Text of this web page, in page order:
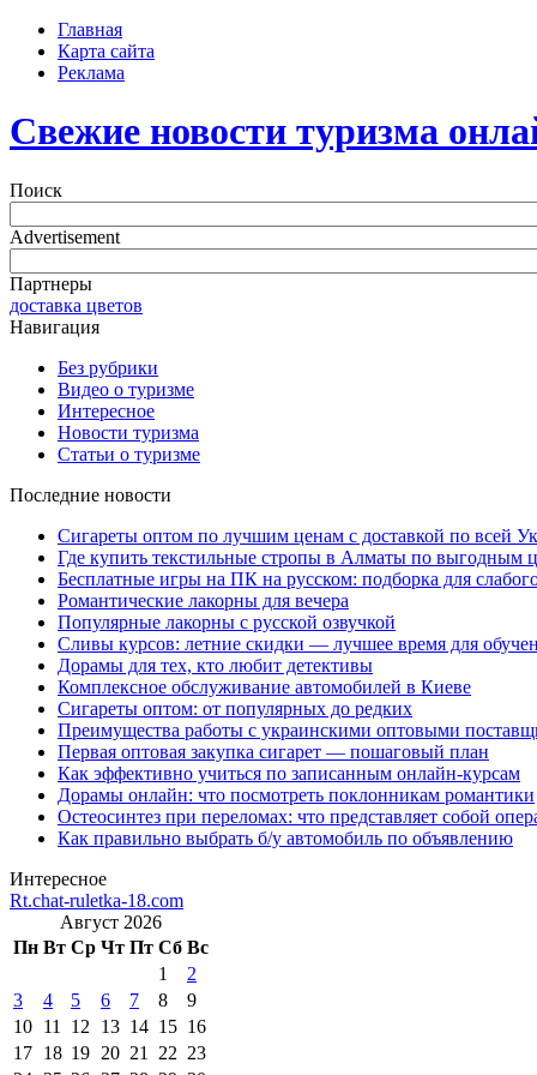
Главная
Карта сайта
Реклама
Свежие новости туризма
Поиск
Advertisement
Партнеры
доставка цветов
Навигация
Без рубрики
Видео о туризме
Интересное
Новости туризма
Статьи о туризме
Последние новости
Сигареты оптом по лучшим ценам с доставкой по всей
Где купить текстильные стропы в Алматы по выгодным
Бесплатные игры на ПК на русском: подборка для
Романтические лакорны для вечера
Популярные лакорны с русской озвучкой
Сливы курсов: летние скидки — лучшее время для
Дорамы для тех, кто любит детективы
Комплексное обслуживание автомобилей в Киеве
Сигареты оптом: от популярных до редких
Преимущества работы с украинскими оптовыми
Первая оптовая закупка сигарет — пошаговый план
Как эффективно учиться по записанным онлайн-курсам
Дорамы онлайн: что посмотреть поклонникам романтики
Остеосинтез при переломах: что представляет собой
Как правильно выбрать б/у автомобиль по объявлению
Интересное
Rt.chat-ruletka-18.com
Август 2026
Пн Вт Ср Чт Пт Сб Вс
1
2
3
4 5 6 7 8
9
10 11 12 13 14 15 16
17 18 19 20 21 22 23